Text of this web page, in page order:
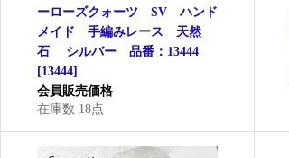
ーローズクォーツ SV ハンド
メイド 手編みレース 天然
石 シルバー 品番：13444
[13444]
会員販売価格
在庫数 18点